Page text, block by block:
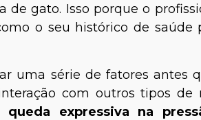
de gato. Isso porque o
o seu histórico de
uma série de fatores antes
com outros tipos de
queda expressiva na